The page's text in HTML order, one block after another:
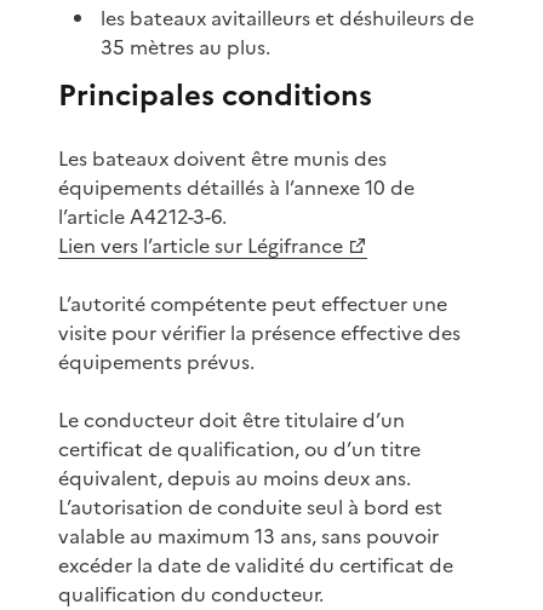
les bateaux avitailleurs et déshuileurs de
35 mètres au plus.
Principales conditions
Les bateaux doivent être munis des
équipements détaillés à l’annexe 10 de
l’article A4212-3-6.
Lien vers l’article sur Légifrance
L’autorité compétente peut effectuer une
visite pour vérifier la présence effective des
équipements prévus.
Le conducteur doit être titulaire d’un
certificat de qualification, ou d’un titre
équivalent, depuis au moins deux ans.
L’autorisation de conduite seul à bord est
valable au maximum 13 ans, sans pouvoir
excéder la date de validité du certificat de
qualification du conducteur.